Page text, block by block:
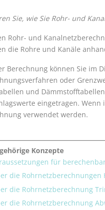
Sie, wie Sie Rohr- und
Rohr- und
die Rohre und Kanäle
Berechnung können Sie im
oder
und
eingetragen.
verwendet werden.
Konzepte
für
die Rohrnetzberechnungen
die Rohrnetzberechnung
die Rohrnetzberechnung